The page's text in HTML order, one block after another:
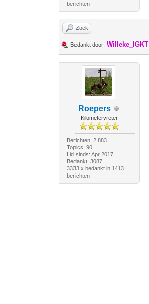
berichten
Zoek
Bedankt door: Willeke_IGKT
Roepers
Kilometervreter
Berichten: 2.883
Topics: 90
Lid sinds: Apr 2017
Bedankt: 3087
3333 x bedankt in 1413
berichten